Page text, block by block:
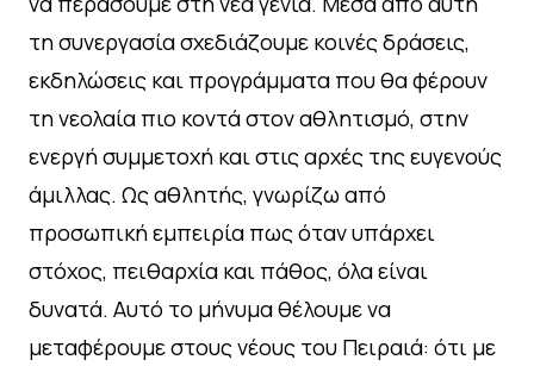
τη συνεργασία σχεδιάζουμε κοινές δράσεις,
εκδηλώσεις και προγράμματα που θα φέρουν
τη νεολαία πιο κοντά στον αθλητισμό, στην
ενεργή συμμετοχή και στις αρχές της ευγενούς
άμιλλας. Ως αθλητής, γνωρίζω από
προσωπική εμπειρία πως όταν υπάρχει
στόχος, πειθαρχία και πάθος, όλα είναι
δυνατά. Αυτό το μήνυμα θέλουμε να
μεταφέρουμε στους νέους του Πειραιά: ότι με